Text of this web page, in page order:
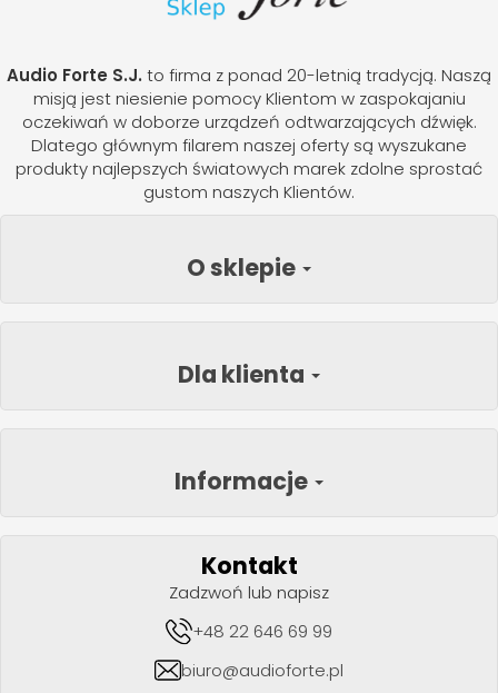
Audio Forte S.J. to firma z ponad 20-letnią tradycją. Naszą
misją jest niesienie pomocy Klientom w zaspokajaniu
oczekiwań w doborze urządzeń odtwarzających dźwięk.
Dlatego głównym filarem naszej oferty są wyszukane
produkty najlepszych światowych marek zdolne sprostać
gustom naszych Klientów.
O sklepie
Dla klienta
Informacje
Kontakt
Zadzwoń lub napisz
+48 22 646 69 99
biuro@audioforte.pl